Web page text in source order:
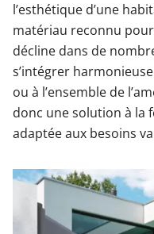
l’esthétique d’une
matériau reconnu
décline dans de
s’intégrer
ou à l’ensemble de
donc une solution à la
adaptée aux besoins